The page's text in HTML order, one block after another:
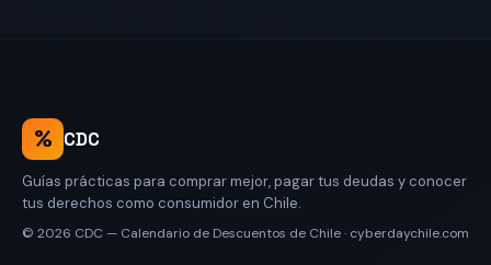
% CDC
Guías prácticas para comprar mejor, pagar tus deudas y conocer
tus derechos como consumidor en Chile.
© 2026 CDC — Calendario de Descuentos de Chile· cyberdaychile.com